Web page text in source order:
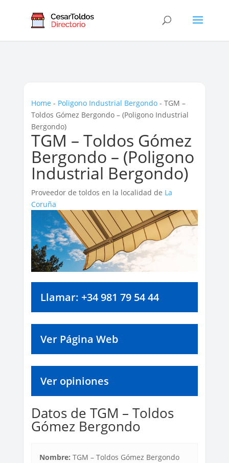
Home - Poligono Industrial Bergondo- TGM –
Toldos Gómez Bergondo – (Poligono Industrial
Bergondo)
TGM – Toldos Gómez
Bergondo – (Poligono
Industrial Bergondo)
Proveedor de toldos en la localidad de La
Coruña
Llamar: +34 981 79 54 44
Ver Página Web
Ver opiniones
Datos de TGM – Toldos
Gómez Bergondo
Nombre: TGM – Toldos Gómez Bergondo